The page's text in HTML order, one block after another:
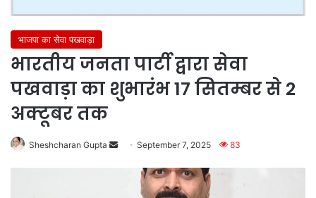
भाजपा का सेवा पखवाड़ा
भारतीय जनता पार्टी द्वारा सेवा
पखवाड़ा का शुभारंभ 17 सितम्बर से 2
अक्टूबर तक
Sheshcharan Gupta
Send September 7, 2025 83